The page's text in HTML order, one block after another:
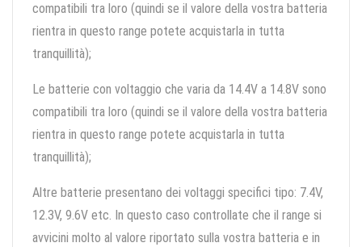
compatibili tra loro (quindi se il valore della vostra batteria
rientra in questo range potete acquistarla in tutta
tranquillità);
Le batterie con voltaggio che varia da 14.4V a 14.8V sono
compatibili tra loro (quindi se il valore della vostra batteria
rientra in questo range potete acquistarla in tutta
tranquillità);
Altre batterie presentano dei voltaggi specifici tipo: 7.4V,
12.3V, 9.6V etc. In questo caso controllate che il range si
avvicini molto al valore riportato sulla vostra batteria e in